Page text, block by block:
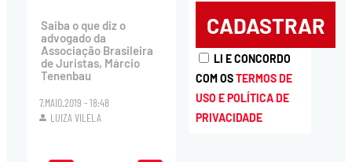
Saiba o que diz o
advogado da
Associação Brasileira
de Juristas, Márcio
Tenenbau
7.MAIO.2019 - 18:48
LUIZA VILELA
LI E CONCORDO
COM OSTERMOS DE
USO E POLÍTICA DE
PRIVACIDADE